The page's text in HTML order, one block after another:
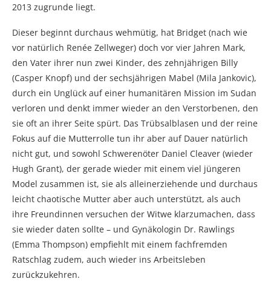
2013 zugrunde liegt.
Dieser beginnt durchaus wehmütig, hat Bridget (nach wie
vor natürlich Renée Zellweger) doch vor vier Jahren Mark,
den Vater ihrer nun zwei Kinder, des zehnjährigen Billy
(Casper Knopf) und der sechsjährigen Mabel (Mila Jankovic),
durch ein Unglück auf einer humanitären Mission im Sudan
verloren und denkt immer wieder an den Verstorbenen, den
sie oft an ihrer Seite spürt. Das Trübsalblasen und der reine
Fokus auf die Mutterrolle tun ihr aber auf Dauer natürlich
nicht gut, und sowohl Schwerenöter Daniel Cleaver (wieder
Hugh Grant), der gerade wieder mit einem viel jüngeren
Model zusammen ist, sie als alleinerziehende und durchaus
leicht chaotische Mutter aber auch unterstützt, als auch
ihre Freundinnen versuchen der Witwe klarzumachen, dass
sie wieder daten sollte – und Gynäkologin Dr. Rawlings
(Emma Thompson) empfiehlt mit einem fachfremden
Ratschlag zudem, auch wieder ins Arbeitsleben
zurückzukehren.